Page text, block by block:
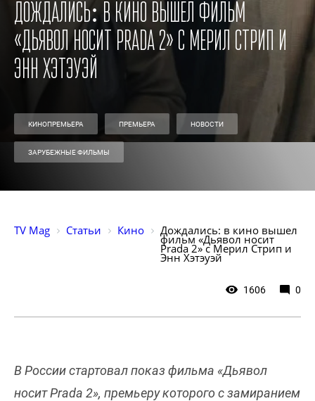
Дождались: в кино вышел фильм
«Дьявол носит Prada 2» с Мерил Стрип и
Энн Хэтэуэй
КИНОПРЕМЬЕРА ПРЕМЬЕРА НОВОСТИ
ЗАРУБЕЖНЫЕ ФИЛЬМЫ
TV Mag Статьи Кино Дождались: в кино вышел
фильм «Дьявол носит
Prada 2» с Мерил Стрип и
Энн Хэтэуэй
1606 0
В России стартовал показ фильма «Дьявол
носит Prada 2», премьеру которого с замиранием